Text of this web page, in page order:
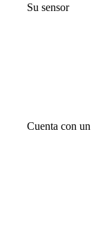
Su sensor
Cuenta con un